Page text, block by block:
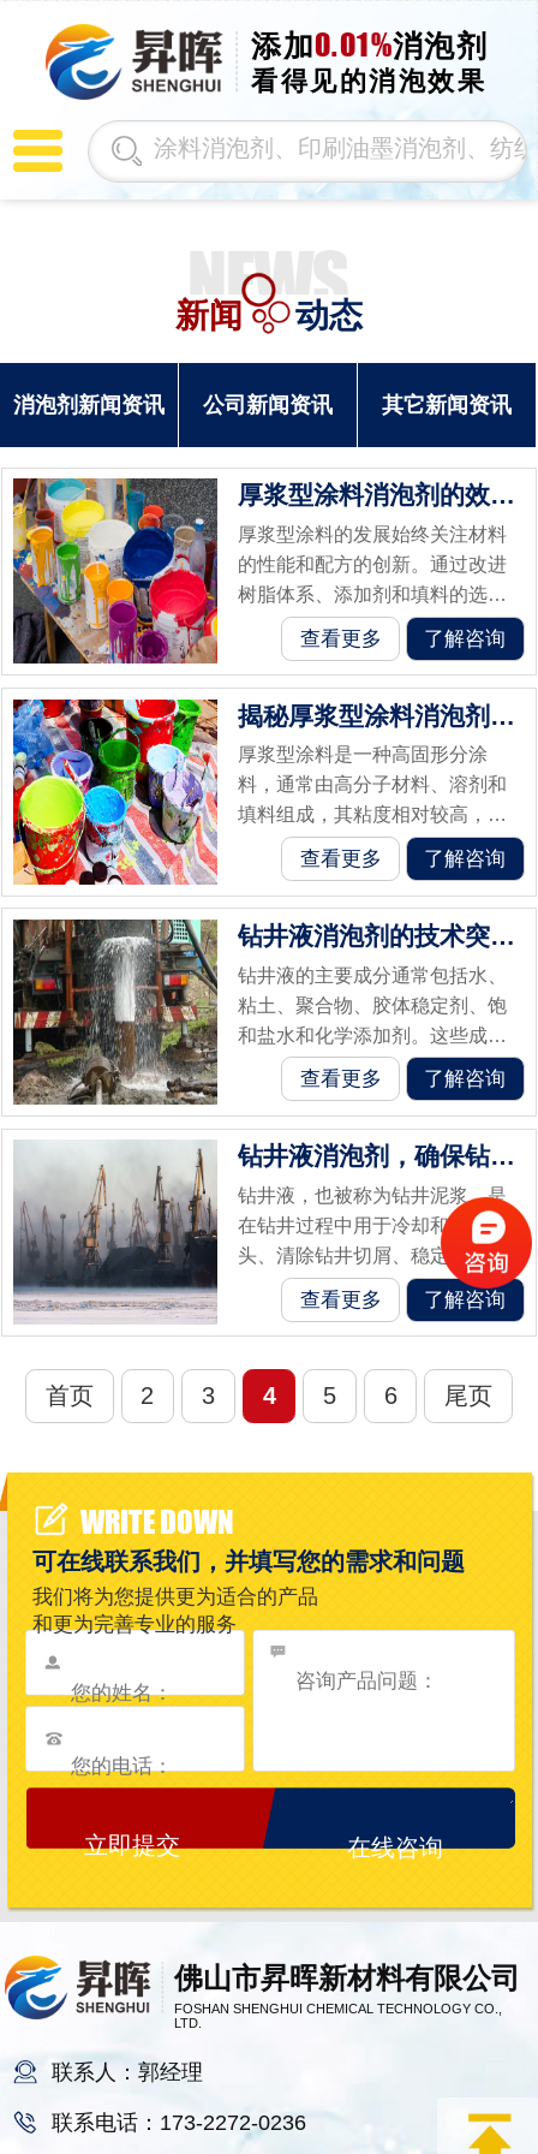
添加0.01%消泡剂
看得见的消泡效果
新闻动态
消泡剂新闻资讯 公司新闻资讯 其它新闻资讯
厚浆型涂料消泡剂的效果有哪些
厚浆型涂料的发展始终关注材料
的性能和配方的创新。通过改进
树脂体系、添加剂和填料的选择
与配比，可以提高涂料的耐久
性、抗化学性和耐候性等方面的
表现。同样泡沫抑制也是涂料的
一大重要特性。...
查看更多 了解咨询
揭秘厚浆型涂料消泡剂的特点和作用
厚浆型涂料是一种高固形分涂
料，通常由高分子材料、溶剂和
填料组成，其粘度相对较高，形
成一层厚重的涂层。泡沫的产生
常常是一个令人头疼的问题。为
了解决这个问题，厚浆型涂料消
泡剂应运而生。...
查看更多 了解咨询
钻井液消泡剂的技术突破与应用实践
钻井液的主要成分通常包括水、
粘土、聚合物、胶体稳定剂、饱
和盐水和化学添加剂。这些成分
的比例和配方根据钻井目标、地
质条件和操作要求而有所不同，
这些物质也导致了泡沫的大量产
生，钻井液消...
查看更多 了解咨询
钻井液消泡剂，确保钻井顺利进行
钻井液，也被称为钻井泥浆，是
在钻井过程中用于冷却和润滑钻
头、清除钻井切屑、稳定井壁等
目的的液体，它是一种重要的工
作液体，在石油和天然气勘探与
泡剂是在钻井...
查看更多 了解咨询
首页 2 3 4 5 6 尾页
佛山市昇晖新材料有限公司
FOSHAN SHENGHUI CHEMICAL TECHNOLOGY CO.,
LTD.
联系人：郭经理
联系电话：173-2272-0236
WRITE DOWN
可在线联系我们，并填写您的需求和问题
我们将为您提供更为适合的产品
和更为完善专业的服务
在线咨询